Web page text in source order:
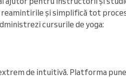
și simplifică tot
cursurile de yoga:
de intuitivă. Platforma